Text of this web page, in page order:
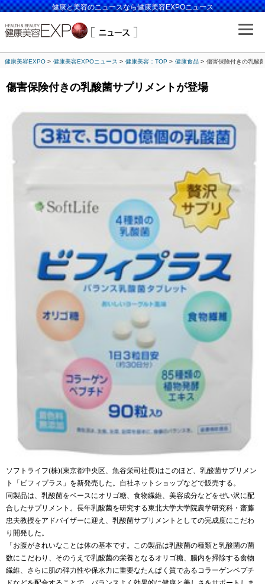
健康と美容のニュースなら健康美容EXPOニュース
健康美容EXPO 健康美容EXPOニュース 健康美容：TOP 健康食品 傷害保険付きの乳酸
傷害保険付きの乳酸菌サプリメントが登場
ソフトライフ(株)(東京都中央区、魚谷栄司社長)はこのほど、乳酸菌サプリメン
ト「ビフィプラス」を新発売した。自社ネットショップなどで販売する。
同製品は、乳酸菌をベースにオリゴ糖、食物繊維、美容成分などをぜい沢に配
合したサプリメント。長年乳酸菌を研究する東北大学大学院農学研究科・齋藤
忠夫教授をアドバイザーに迎え、乳酸菌サプリメントとしての完成度にこだわ
り開発した。
「お腹がきれいなことは体の基本です。この製品は乳酸菌の種類と乳酸菌の菌
数にこだわり、そのうえで乳酸菌の栄養となるオリゴ糖、腸内を掃除する食物
繊維、さらに肌の弾力性や保水力に重要なたんぱく質であるコラーゲンペプチ